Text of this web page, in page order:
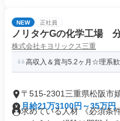
NEW 正社員
ノリタケGの化学工場
株式会社キヨリックス三重
高収入＆賞与5.2ヶ月☆理系歓
〒515-2301三重県松阪市
月給21万3100円～35万円
求めている人材 《必須条